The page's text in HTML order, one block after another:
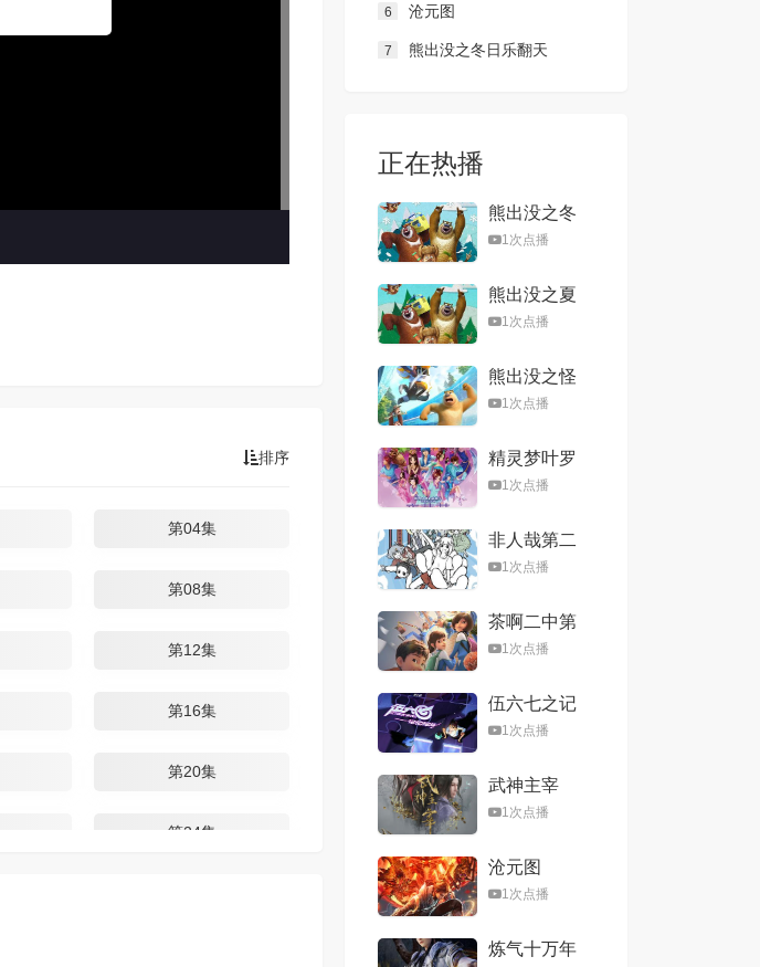
排序
第04集
第08集
第12集
第16集
第20集
第24集
6 沧元图
7 熊出没之冬日乐翻天
正在热播
熊出没之冬
日乐翻天
1次点播
熊出没之夏
日连连看
1次点播
熊出没之怪
兽计划
1次点播
精灵梦叶罗
丽第一季
1次点播
非人哉第二
季1次点播
茶啊二中第
五季1次点播
伍六七之记
忆碎片
1次点播
武神主宰
1次点播
沧元图
1次点播
炼气十万年